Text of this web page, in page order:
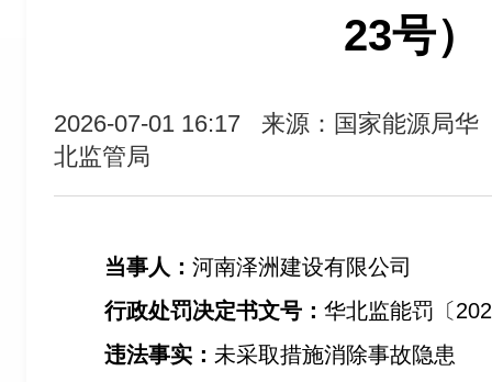
23号）
2026-07-01 16:17
来源：国家能源局华
北监管局
当事人： 河南泽洲建设有限公司
行政处罚决定书文号： 华北监能罚〔
违法事实： 未采取措施消除事故隐患